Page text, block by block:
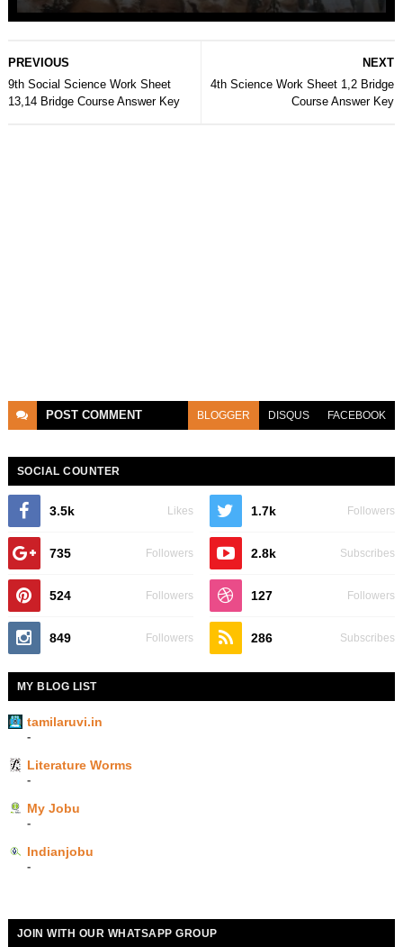
NEXT
4th Science Work Sheet 1,2 Bridge
Course Answer Key
PREVIOUS
9th Social Science Work Sheet
13,14 Bridge Course Answer Key
POST COMMENT BLOGGER DISQUS FACEBOOK
SOCIAL COUNTER
3.5k Likes 1.7k Followers
735 Followers 2.8k Subscribes
524 Followers 127 Followers
849 Followers 286 Subscribes
MY BLOG LIST
tamilaruvi.in
-
Literature Worms
-
My Jobu
-
Indianjobu
-
JOIN WITH OUR WHATSAPP GROUP